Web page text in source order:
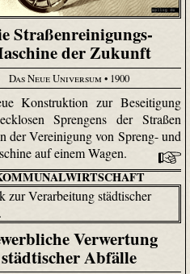
Straßenreinigungs-
der Zukunft
Das Neue Universum • 1900
Konstruktion zur Beseitigung
Sprengens der Straßen
der Vereinigung von Spreng- und
auf einem Wagen.
Verwertung
städtischer Abfälle